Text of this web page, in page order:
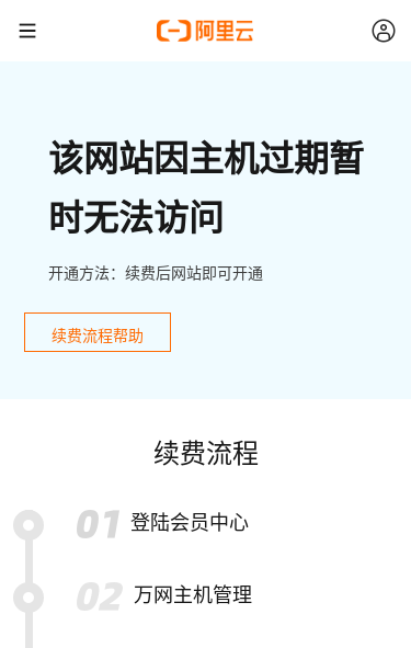
该网站因主机过期暂
时无法访问
开通方法：续费后网站即可开通
续费流程帮助
续费流程
登陆会员中心
万网主机管理